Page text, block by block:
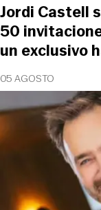
05 AGOSTO
Jordi Castell
50
un exclusivo